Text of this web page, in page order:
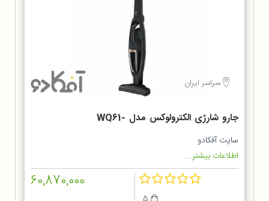
سراسر ایران
جارو شارژی الکترولوکس مدل WQ61-
1OGG
سایت آفکادو
اطلاعات بیشتر...
60,870,000